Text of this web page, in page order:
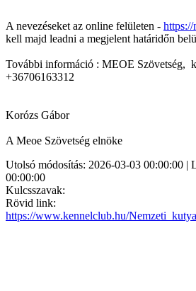
A nevezéseket az online felületen - https://
kell majd leadni a megjelent határidőn
További információ : MEOE Szövetség,
+36706163312
Korózs Gábor
A Meoe Szövetség elnöke
Utolsó módosítás: 2026-03-03 00:00:00 |
00:00:00
Kulcsszavak:
Rövid link:
https://www.kennelclub.hu/